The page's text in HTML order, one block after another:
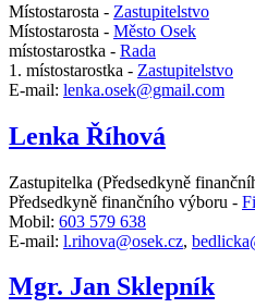
Místostarosta - Zastupitelstvo
Místostarosta - Město Osek
místostarostka - Rada
1. místostarostka - Zastupitelstvo
E-mail: lenka.osek@gmail.com
Lenka Říhová
Zastupitelka (Předsedkyně
Předsedkyně finančního výboru -
Mobil: 603 579 638
E-mail: l.rihova@osek.cz,
Mgr. Jan Sklepník